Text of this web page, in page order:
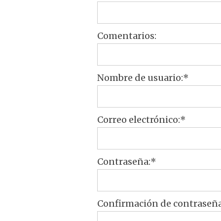
Comentarios:
Nombre de usuario:*
Correo electrónico:*
Contraseña:*
Confirmación de